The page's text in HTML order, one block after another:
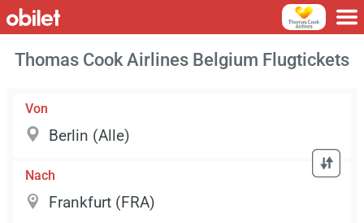
Thomas Cook Airlines Belgium Flugtickets
Von
Nach